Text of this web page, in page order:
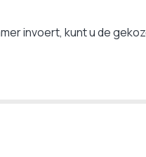
invoert, kunt u de